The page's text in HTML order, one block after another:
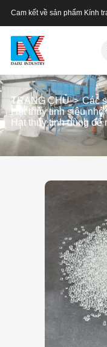
Cam kết về sản phẩm Kính
TRANG CHỦ
Các
Hạt thủy tinh siêu nhỏ
Hạt thủy tinh dùng để